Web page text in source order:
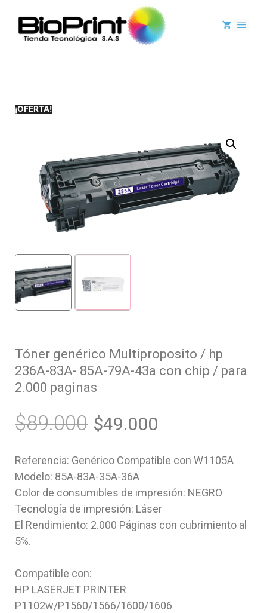
¡OFERTA!
Tóner genérico Multiproposito / hp
236A-83A- 85A-79A-43a con chip / para
2.000 paginas
$89.000 $49.000
Referencia: Genérico Compatible con W1105A
Modelo: 85A-83A-35A-36A
Color de consumibles de impresión: NEGRO
Tecnología de impresión: Láser
El Rendimiento: 2.000 Páginas con cubrimiento al
5%.
Compatible con:
HP LASERJET PRINTER
P1102w/P1560/1566/1600/1606